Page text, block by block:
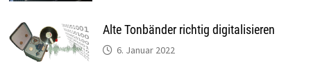
Alte Tonbänder richtig digitalisieren
6. Januar 2022